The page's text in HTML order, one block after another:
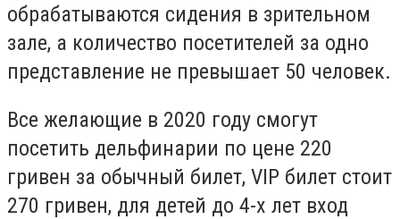
обрабатываются сидения в зрительном
зале, а количество посетителей за одно
представление не превышает 50 человек.
Все желающие в 2020 году смогут
посетить дельфинарии по цене 220
гривен за обычный билет, VIP билет стоит
270 гривен, для детей до 4-х лет вход